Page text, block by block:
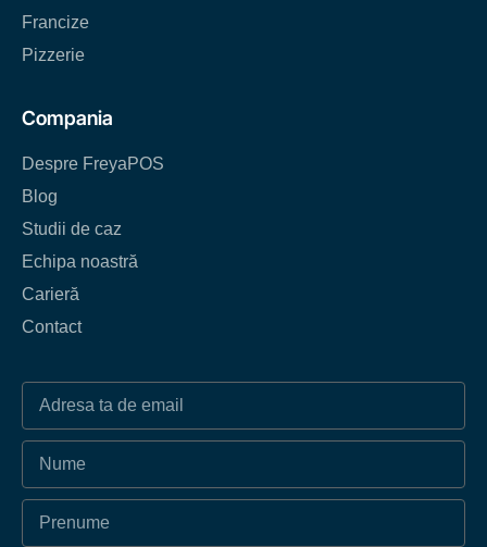
Francize
Pizzerie
Compania
Despre FreyaPOS
Blog
Studii de caz
Echipa noastră
Carieră
Contact